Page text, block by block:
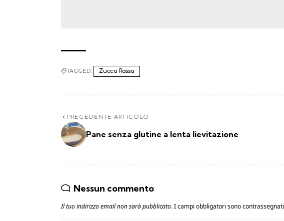
TAGGED: Zucca Rossa
PRECEDENTE ARTICOLO
Pane senza glutine a lenta lievitazione
Nessun commento
Il tuo indirizzo email non sarà pubblicato. I campi obbligatori sono contrassegnati